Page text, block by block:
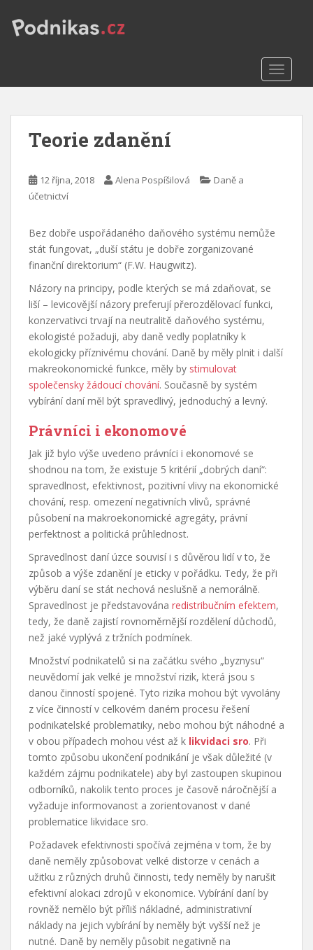
o
Teorie zdanění
12 října, 2018 Alena Pospíšilová
Daně a
účetnictví
Bez dobře uspořádaného daňového systému nemůže
stát fungovat, „duší státu je dobře zorganizované
finanční direktorium“ (F.W. Haugwitz).
Názory na principy, podle kterých se má zdaňovat, se
liší – levicovější názory preferují přerozdělovací funkci,
konzervativci trvají na neutralitě daňového systému,
ekologisté požaduji, aby daně vedly poplatníky k
ekologicky příznivému chování. Daně by měly plnit i další
makreokonomické funkce, měly by stimulovat
společensky žádoucí chování. Současně by systém
vybírání daní měl být spravedlivý, jednoduchý a levný.
Právníci i ekonomové
Jak již bylo výše uvedeno právníci i ekonomové se
shodnou na tom, že existuje 5 kritérií „dobrých daní“:
spravedlnost, efektivnost, pozitivní vlivy na ekonomické
chování, resp. omezení negativních vlivů, správné
působení na makroekonomické agregáty, právní
perfektnost a politická průhlednost.
Spravedlnost daní úzce souvisí i s důvěrou lidí v to, že
způsob a výše zdanění je eticky v pořádku. Tedy, že při
výběru daní se stát nechová neslušně a nemorálně.
Spravedlnost je představována redistribučním efektem,
tedy, že daně zajistí rovnoměrnější rozdělení důchodů,
než jaké vyplývá z tržních podmínek.
Množství podnikatelů si na začátku svého „byznysu“
neuvědomí jak velké je množství rizik, která jsou s
danou činností spojené. Tyto rizika mohou být vyvolány
z více činností v celkovém daném procesu řešení
podnikatelské problematiky, nebo mohou být náhodné a
v obou případech mohou vést až k likvidaci sro. Při
tomto způsobu ukončení podnikání je však důležité (v
každém zájmu podnikatele) aby byl zastoupen skupinou
odborníků, nakolik tento proces je časově náročnější a
vyžaduje informovanost a zorientovanost v dané
problematice likvidace sro.
Požadavek efektivnosti spočívá zejména v tom, že by
daně neměly způsobovat velké distorze v cenách a
užitku z různých druhů činnosti, tedy neměly by narušit
efektivní alokaci zdrojů v ekonomice. Vybírání daní by
rovněž nemělo být příliš nákladné, administrativní
náklady na jejich vybírání by neměly být vyšší než je
nutné. Daně by neměly působit negativně na